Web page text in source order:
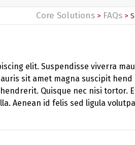
Core Solutions> FAQs>
elit. Suspendisse viverra
sit amet magna suscipit
Quisque nec nisi
Aenean id felis sed ligula